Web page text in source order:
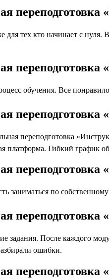
для тех кто начинает с
обучения. Все
переподготовка
платформа. Гибкий график
заниматься по
задания. После каждого
ошибки.